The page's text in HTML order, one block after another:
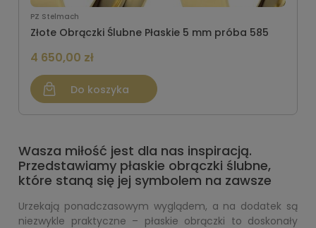
PZ Stelmach
Złote Obrączki Ślubne Płaskie 5 mm próba 585
4 650,00 zł
Do koszyka
Wasza miłość jest dla nas inspiracją.
Przedstawiamy płaskie obrączki ślubne,
które staną się jej symbolem na zawsze
Urzekają ponadczasowym wyglądem, a na dodatek są
niezwykle praktyczne – płaskie obrączki to doskonały